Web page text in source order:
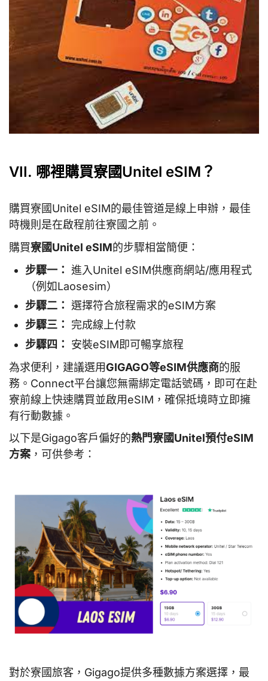
VII. 哪裡購買寮國Unitel eSIM？
購買寮國Unitel eSIM的最佳管道是線上申辦，最佳
時機則是在啟程前往寮國之前。
購買寮國Unitel eSIM的步驟相當簡便：
步驟一： 進入Unitel eSIM供應商網站/應用程式
（例如Laosesim）
步驟二： 選擇符合旅程需求的eSIM方案
步驟三：
完成線上付款
步驟四：
安裝eSIM即可暢享旅程
為求便利，建議選用GIGAGO等eSIM供應商的服
務。Connect平台讓您無需綁定電話號碼，即可在赴
寮前線上快速購買並啟用eSIM，確保抵境時立即擁
有行動數據。
以下是Gigago客戶偏好的熱門寮國Unitel預付eSIM
方案 ，可供參考：
對於寮國旅客，Gigago提供多種數據方案選擇，最